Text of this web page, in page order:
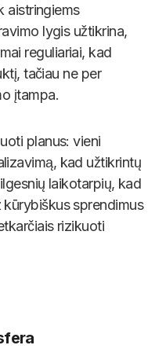
aistringiems
lygis užtikrina,
reguliariai, kad
tačiau ne per
įtampa.
planus: vieni
kad užtikrintų
laikotarpių, kad
sprendimus
rizikuoti